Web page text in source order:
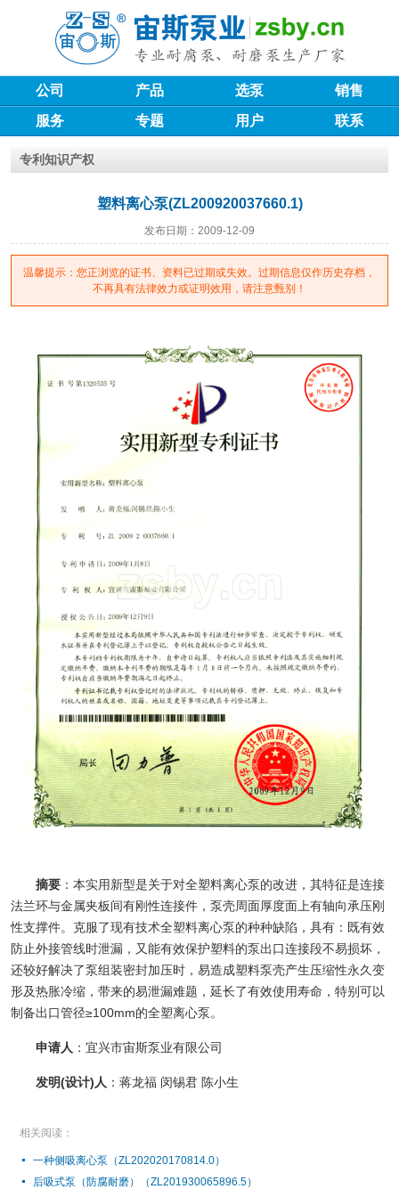
公司 产品 选泵
销售
服务
专题 用户 联系
专利知识产权
塑料离心泵(ZL200920037660.1)
发布日期：2009-12-09
温馨提示：您正浏览的证书、资料已过期或失效。过期信息仅作历史存档，
不再具有法律效力或证明效用，请注意甄别！
摘要 ：本实用新型是关于对全塑料离心泵的改进，其特征是连接
法兰环与金属夹板间有刚性连接件，泵壳周面厚度面上有轴向承压刚
性支撑件。克服了现有技术全塑料离心泵的种种缺陷，具有：既有效
防止外接管线时泄漏，又能有效保护塑料的泵出口连接段不易损坏，
还较好解决了泵组装密封加压时，易造成塑料泵壳产生压缩性永久变
形及热胀冷缩，带来的易泄漏难题，延长了有效使用寿命，特别可以
制备出口管径≥100mm的全塑离心泵。
申请人 ：宜兴市宙斯泵业有限公司
发明(设计)人 ：蒋龙福 闵锡君 陈小生
相关阅读：
一种侧吸离心泵（ZL202020170814.0）
后吸式泵（防腐耐磨）（ZL201930065896.5）